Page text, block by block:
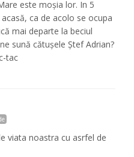
este moșia lor. In 5
ca de acolo se ocupa
mai departe la beciul
sună cătușele Ștef Adrian?
tac
viata noastra cu asrfel de